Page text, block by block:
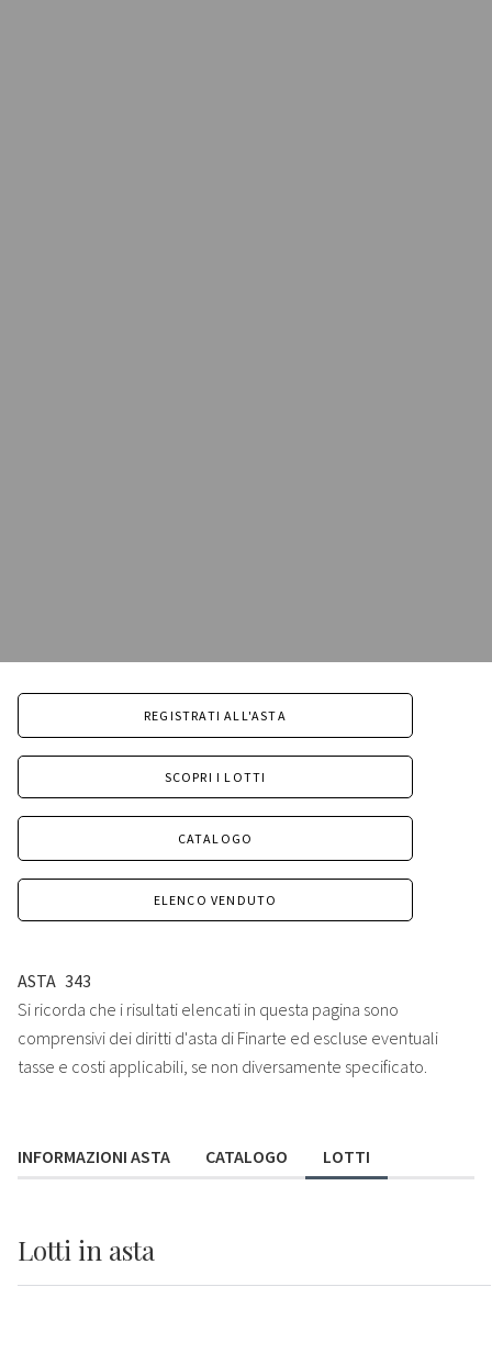
REGISTRATI ALL'ASTA
SCOPRI I LOTTI
CATALOGO
ELENCO VENDUTO
ASTA 343
Si ricorda che i risultati elencati in questa pagina sono
comprensivi dei diritti d'asta di Finarte ed escluse eventuali
tasse e costi applicabili, se non diversamente specificato.
INFORMAZIONI ASTA CATALOGO LOTTI
Lotti in asta